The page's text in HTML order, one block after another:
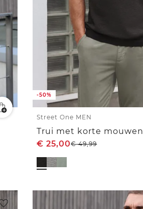
-50%
Street One MEN
Trui met korte mouwen
€ 25,00€49,99